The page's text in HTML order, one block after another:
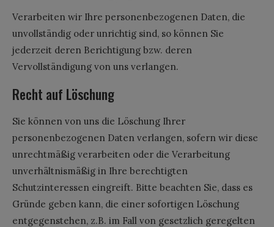
Verarbeiten wir Ihre personenbezogenen Daten, die
unvollständig oder unrichtig sind, so können Sie
jederzeit deren Berichtigung bzw. deren
Vervollständigung von uns verlangen.
Recht auf Löschung
Sie können von uns die Löschung Ihrer
personenbezogenen Daten verlangen, sofern wir diese
unrechtmäßig verarbeiten oder die Verarbeitung
unverhältnismäßig in Ihre berechtigten
Schutzinteressen eingreift. Bitte beachten Sie, dass es
Gründe geben kann, die einer sofortigen Löschung
entgegenstehen, z.B. im Fall von gesetzlich geregelten